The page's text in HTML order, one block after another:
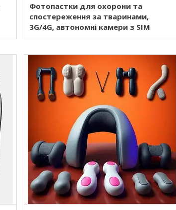
Фотопастки для охорони та
спостереження за тваринами,
3G/4G, автономні камери з SIM